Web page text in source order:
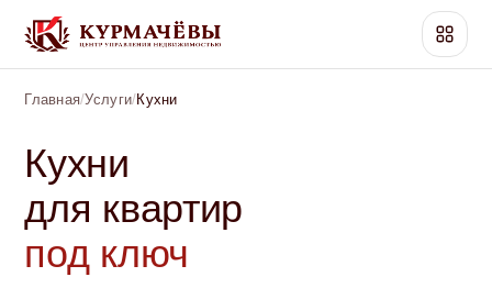
Главная/Услуги/Кухни
Кухни
для квартир
под ключ